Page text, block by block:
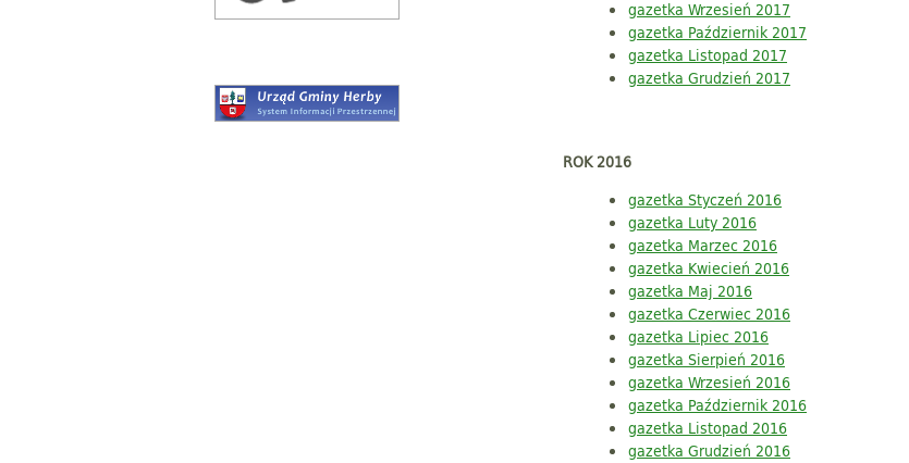
gazetka Wrzesień 2017
gazetka Październik 2017
gazetka Listopad 2017
gazetka Grudzień 2017
ROK 2016
gazetka Styczeń 2016
gazetka Luty 2016
gazetka Marzec 2016
gazetka Kwiecień 2016
gazetka Maj 2016
gazetka Czerwiec 2016
gazetka Lipiec 2016
gazetka Sierpień 2016
gazetka Wrzesień 2016
gazetka Październik 2016
gazetka Listopad 2016
gazetka Grudzień 2016